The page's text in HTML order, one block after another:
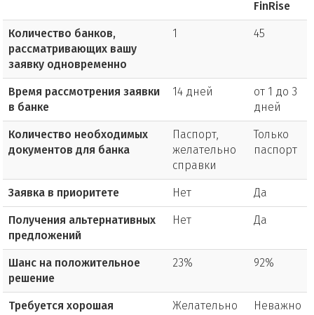
FinRise
Количество банков,
рассматривающих вашу
заявку одновременно
1 45
Время рассмотрения заявки
в банке
14 дней
от 1 до 3
дней
Количество необходимых
документов для банка
Паспорт,
желательно
справки
Только
паспорт
Заявка в приоритете Нет Да
Получения альтернативных
предложений
Нет Да
Шанс на положительное
решение
23% 92%
Требуется хорошая
Желательно Неважно